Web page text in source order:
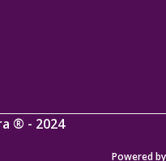
® - 2024
Powered by